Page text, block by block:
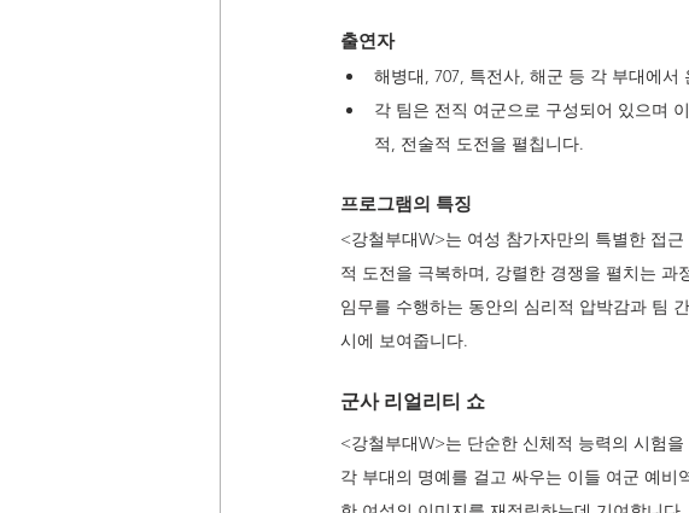
출연자
해병대, 707, 특전사, 해군 등 각 부대에
각 팀은 전직 여군으로 구성되어 있으며
적, 전술적 도전을 펼칩니다.
프로그램의 특징
<강철부대W>는 여성 참가자만의 특별한 접
적 도전을 극복하며, 강렬한 경쟁을 펼치는
임무를 수행하는 동안의 심리적 압박감과 팀
시에 보여줍니다.
군사 리얼리티 쇼
<강철부대W>는 단순한 신체적 능력의 시험
각 부대의 명예를 걸고 싸우는 이들 여군 예